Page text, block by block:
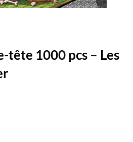
tête 1000 pcs – Les